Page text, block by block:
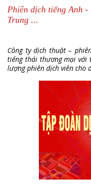
Phiên dịch tiếng Anh
Trung ...
Công ty dịch thuật –
tiếng thái thương mại với
lượng phiên dịch viên cho